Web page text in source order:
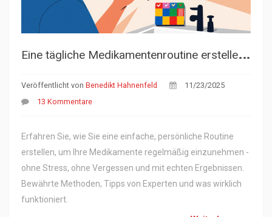
E
ine tägliche Medikamentenroutine erstellen, die Sie einhalten können
Veröffentlicht von Benedikt Hahnenfeld
11/23/2025
13 Kommentare
Erfahren Sie, wie Sie eine einfache, persönliche Routine
erstellen, um Ihre Medikamente regelmäßig einzunehmen -
ohne Stress, ohne Vergessen und mit echten Ergebnissen.
Bewährte Methoden, Tipps von Experten und was wirklich
funktioniert.